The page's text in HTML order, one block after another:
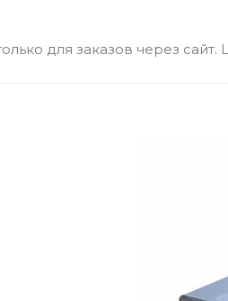
для заказов через сайт.